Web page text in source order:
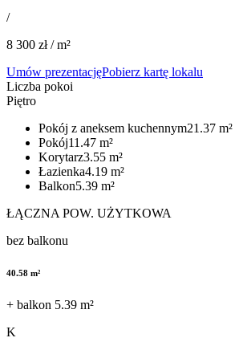
/
8 300 zł / m²
Umów prezentacjęPobierz kartę lokalu
Liczba pokoi
Piętro
Pokój z aneksem kuchennym​​​​‌ ‍ ​‍​‍‌‍ ‌ ​‍‌‍‍‌‌‍‌ ‌‍‍‌‌‍ ‍​‍​‍​ ‍‍​‍​‍‌ ​ ‌‍​‌‌‍ ‍‌‍‍‌‌ ‌​‌ ‍‌​‍ ‍‌‍‍‌‌‍ ​‍​‍​‍ ​​‍​‍‌‍‍​‌ ​‍‌‍‌‌‌‍‌‍​‍​‍​ ‍‍​‍​‍​‍ ‌ ​ ‌ ‌​‌ ‌‌‌‍‌​‌‍‍‌‌‍ ​‍ ‌‍‍‌‌‍ ‍‌ ‌​‌‍‌‌‌‍ ‍‌ ‌​​‍ ‌‍‌‌‌‍‌​‌‍‍‌‌ ‌​​‍ ‌‍ ‌‌‍ ‌‍‌​‌‍‌‌​ ‌‌ ​​‌ ​‍‌‍‌‌‌ ​ ‌‍‌‌‌‍ ‍‌ ‌​‌‍​‌‌ ‌​‌‍‍‌‌‍ ‌‍ ‍​ ‍ ‌‍‍‌‌‍‌​​ ‌​ ‍​​ ‌​​ ‍‌​ ​ ​ ​​‌‍‌‌​ ​‌‌‍​‍​‍ ‌​ ‌​​ ‌‍​ ​‍​ ‌‍​‍ ‌​ ‌​​ ​ ​ ‌ ​ ‍​​‍ ‌‌‍​‌‌‍​ ​ ‌ ​ ‌‍​‍ ‌‌‍​‌‌‍‌‍​ ‌​​ ‌​​ ‌‍​ ‌ ‌‍‌‍‌‍‌​​ ‌ ​ ‍​​ ‍‌​ ​ ​ ‍ ‌ ‌​‌ ‍‌‌ ​​‌‍‌‌​ ‌‌‍​‌‌ ​​‌‍​‌‌ ​‍‌ ‌​‌‍ ‌‌‍‌‌‌‍ ‍‌ ‌​​ ‍ ‌ ​​‌‍​‌‌ ‌​‌‍‍​​ ‌‌ ​‍‌‍ ‌‍ ‌‍ ‌‌ ​ ‌​‌​‌‍‌‌‌ ‌​‌‍​‌‌‍‍‌‌‍ ​‌ ​ ​‍‌‌​ ‌‌‌​​‍‌‌ ‌‍‍ ‌‍‌‌‌ ‍‌​‍‌‌​ ​ ‌​‌​​‍‌‌​ ​ ‌​‌​​‍‌‌​ ​‍​ ​‍​ ‍‌‌‍​‌​ ‌‍​ ‍​​ ‌​‌‍‌​​ ‍‌‌‍​ ‌‍​‌‌‍​‍​ ‌‌‌‍‌​​‍‌‌​ ​‍​ ​‍​‍‌‌​ ‌‌‌​‌​​‍ ‍‌‍ ‍‌‍​‌‌‍ ‌‌‍‌‌​ ‌‍​‍‌‍​‌‌ ​ ‌‍‌‌‌‌‌‌‌ ​‍‌‍ ​​ ‌​‍‌‌​ ​‍‌​‌‍‌ ​ ‌ ‌​‌ ‌‌‌‍‌​‌‍‍‌‌‍ ​‍‌‍‌‍‍‌‌‍‌​​ ‌​ ‍​​ ‌​​ ‍‌​ ​ ​ ​​‌‍‌‌​ ​‌‌‍​‍​‍ ‌​ ‌​​ ‌‍​ ​‍​ ‌‍​‍ ‌​ ‌​​ ​ ​ ‌ ​ ‍​​‍ ‌‌‍​‌‌‍​ ​ ‌ ​ ‌‍​‍ ‌‌‍​‌‌‍‌‍​ ‌​​ ‌​​ ‌‍​ ‌ ‌‍‌‍‌‍‌​​ ‌ ​ ‍​​ ‍‌​ ​ ​‍‌‍‌ ‌​‌ ‍‌‌ ​​‌‍‌‌​ ‌‌‍​‌‌ ​​‌‍​‌‌ ​‍‌ ‌​‌‍ ‌‌‍‌‌‌‍ ‍‌ ‌​​‍‌‍‌ ​​‌‍​‌‌ ‌​‌‍‍​​ ‌‌ ​‍‌‍ ‌‍ ‌‍ ‌‌ ​ ‌​‌​‌‍‌‌‌ ‌​‌‍​‌‌‍‍‌‌‍ ​‌ ​ ​‍‌‌​ ‌‌‌​​‍‌‌ ‌‍‍ ‌‍‌‌‌ ‍‌​‍‌‌​ ​ ‌​‌​​‍‌‌​ ​ ‌​‌​​‍‌‌​ ​‍​ ​‍​ ‍‌‌‍​‌​ ‌‍​ ‍​​ ‌​‌‍‌​​ ‍‌‌‍​ ‌‍​‌‌‍​‍​ ‌‌‌‍‌​​‍‌‌​ ​‍​ ​‍​‍‌‌​ ‌‌‌​‌​​‍ ‍‌‍ ‍‌‍​‌‌‍ ‌‌‍‌‌​‍‌‍‌ ​​‌‍‌‌‌ ​‍‌ ​ ‌ ​​‌‍‌‌‌‍​ ‌ ‌​‌‍‍‌‌ ‌‍‌‍‌‌​ ‌‌ ​​‌ ‌‌‌‍​‍‌‍ ​‌‍‍‌‌ ​ ‌‍‍​‌‍‌‌‌‍‌​​‍​‍‌ ‌21.37 m²
Pokój​​​​‌ ‍ ​‍​‍‌‍ ‌ ​‍‌‍‍‌‌‍‌ ‌‍‍‌‌‍ ‍​‍​‍​ ‍‍​‍​‍‌ ​ ‌‍​‌‌‍ ‍‌‍‍‌‌ ‌​‌ ‍‌​‍ ‍‌‍‍‌‌‍ ​‍​‍​‍ ​​‍​‍‌‍‍​‌ ​‍‌‍‌‌‌‍‌‍​‍​‍​ ‍‍​‍​‍​‍ ‌ ​ ‌ ‌​‌ ‌‌‌‍‌​‌‍‍‌‌‍ ​‍ ‌‍‍‌‌‍ ‍‌ ‌​‌‍‌‌‌‍ ‍‌ ‌​​‍ ‌‍‌‌‌‍‌​‌‍‍‌‌ ‌​​‍ ‌‍ ‌‌‍ ‌‍‌​‌‍‌‌​ ‌‌ ​​‌ ​‍‌‍‌‌‌ ​ ‌‍‌‌‌‍ ‍‌ ‌​‌‍​‌‌ ‌​‌‍‍‌‌‍ ‌‍ ‍​ ‍ ‌‍‍‌‌‍‌​​ ‌​ ‍​​ ‌​​ ‍‌​ ​ ​ ​​‌‍‌‌​ ​‌‌‍​‍​‍ ‌​ ‌​​ ‌‍​ ​‍​ ‌‍​‍ ‌​ ‌​​ ​ ​ ‌ ​ ‍​​‍ ‌‌‍​‌‌‍​ ​ ‌ ​ ‌‍​‍ ‌‌‍​‌‌‍‌‍​ ‌​​ ‌​​ ‌‍​ ‌ ‌‍‌‍‌‍‌​​ ‌ ​ ‍​​ ‍‌​ ​ ​ ‍ ‌ ‌​‌ ‍‌‌ ​​‌‍‌‌​ ‌‌‍​‌‌ ​​‌‍​‌‌ ​‍‌ ‌​‌‍ ‌‌‍‌‌‌‍ ‍‌ ‌​​ ‍ ‌ ​​‌‍​‌‌ ‌​‌‍‍​​ ‌‌ ​‍‌‍ ‌‍ ‌‍ ‌‌ ​ ‌​‌​‌‍‌‌‌ ‌​‌‍​‌‌‍‍‌‌‍ ​‌ ​ ​‍‌‌​ ‌‌‌​​‍‌‌ ‌‍‍ ‌‍‌‌‌ ‍‌​‍‌‌​ ​ ‌​‌​​‍‌‌​ ​ ‌​‌​​‍‌‌​ ​‍​ ​‍​ ‌‍​ ‍​‌‍​‍‌‍‌‌‌‍‌​‌‍‌‌‌‍‌‌​ ​ ‌‍​ ‌‍​ ‌‍​‍‌‍​‌​‍‌‌​ ​‍​ ​‍​‍‌‌​ ‌‌‌​‌​​‍ ‍‌‍ ‍‌‍​‌‌‍ ‌‌‍‌‌​ ‌‍​‍‌‍​‌‌ ​ ‌‍‌‌‌‌‌‌‌ ​‍‌‍ ​​ ‌​‍‌‌​ ​‍‌​‌‍‌ ​ ‌ ‌​‌ ‌‌‌‍‌​‌‍‍‌‌‍ ​‍‌‍‌‍‍‌‌‍‌​​ ‌​ ‍​​ ‌​​ ‍‌​ ​ ​ ​​‌‍‌‌​ ​‌‌‍​‍​‍ ‌​ ‌​​ ‌‍​ ​‍​ ‌‍​‍ ‌​ ‌​​ ​ ​ ‌ ​ ‍​​‍ ‌‌‍​‌‌‍​ ​ ‌ ​ ‌‍​‍ ‌‌‍​‌‌‍‌‍​ ‌​​ ‌​​ ‌‍​ ‌ ‌‍‌‍‌‍‌​​ ‌ ​ ‍​​ ‍‌​ ​ ​‍‌‍‌ ‌​‌ ‍‌‌ ​​‌‍‌‌​ ‌‌‍​‌‌ ​​‌‍​‌‌ ​‍‌ ‌​‌‍ ‌‌‍‌‌‌‍ ‍‌ ‌​​‍‌‍‌ ​​‌‍​‌‌ ‌​‌‍‍​​ ‌‌ ​‍‌‍ ‌‍ ‌‍ ‌‌ ​ ‌​‌​‌‍‌‌‌ ‌​‌‍​‌‌‍‍‌‌‍ ​‌ ​ ​‍‌‌​ ‌‌‌​​‍‌‌ ‌‍‍ ‌‍‌‌‌ ‍‌​‍‌‌​ ​ ‌​‌​​‍‌‌​ ​ ‌​‌​​‍‌‌​ ​‍​ ​‍​ ‌‍​ ‍​‌‍​‍‌‍‌‌‌‍‌​‌‍‌‌‌‍‌‌​ ​ ‌‍​ ‌‍​ ‌‍​‍‌‍​‌​‍‌‌​ ​‍​ ​‍​‍‌‌​ ‌‌‌​‌​​‍ ‍‌‍ ‍‌‍​‌‌‍ ‌‌‍‌‌​‍‌‍‌ ​​‌‍‌‌‌ ​‍‌ ​ ‌ ​​‌‍‌‌‌‍​ ‌ ‌​‌‍‍‌‌ ‌‍‌‍‌‌​ ‌‌ ​​‌ ‌‌‌‍​‍‌‍ ​‌‍‍‌‌ ​ ‌‍‍​‌‍‌‌‌‍‌​​‍​‍‌ ‌11.47 m²
Korytarz​​​​‌ ‍ ​‍​‍‌‍ ‌ ​‍‌‍‍‌‌‍‌ ‌‍‍‌‌‍ ‍​‍​‍​ ‍‍​‍​‍‌ ​ ‌‍​‌‌‍ ‍‌‍‍‌‌ ‌​‌ ‍‌​‍ ‍‌‍‍‌‌‍ ​‍​‍​‍ ​​‍​‍‌‍‍​‌ ​‍‌‍‌‌‌‍‌‍​‍​‍​ ‍‍​‍​‍​‍ ‌ ​ ‌ ‌​‌ ‌‌‌‍‌​‌‍‍‌‌‍ ​‍ ‌‍‍‌‌‍ ‍‌ ‌​‌‍‌‌‌‍ ‍‌ ‌​​‍ ‌‍‌‌‌‍‌​‌‍‍‌‌ ‌​​‍ ‌‍ ‌‌‍ ‌‍‌​‌‍‌‌​ ‌‌ ​​‌ ​‍‌‍‌‌‌ ​ ‌‍‌‌‌‍ ‍‌ ‌​‌‍​‌‌ ‌​‌‍‍‌‌‍ ‌‍ ‍​ ‍ ‌‍‍‌‌‍‌​​ ‌​ ‍​​ ‌​​ ‍‌​ ​ ​ ​​‌‍‌‌​ ​‌‌‍​‍​‍ ‌​ ‌​​ ‌‍​ ​‍​ ‌‍​‍ ‌​ ‌​​ ​ ​ ‌ ​ ‍​​‍ ‌‌‍​‌‌‍​ ​ ‌ ​ ‌‍​‍ ‌‌‍​‌‌‍‌‍​ ‌​​ ‌​​ ‌‍​ ‌ ‌‍‌‍‌‍‌​​ ‌ ​ ‍​​ ‍‌​ ​ ​ ‍ ‌ ‌​‌ ‍‌‌ ​​‌‍‌‌​ ‌‌‍​‌‌ ​​‌‍​‌‌ ​‍‌ ‌​‌‍ ‌‌‍‌‌‌‍ ‍‌ ‌​​ ‍ ‌ ​​‌‍​‌‌ ‌​‌‍‍​​ ‌‌ ​‍‌‍ ‌‍ ‌‍ ‌‌ ​ ‌​‌​‌‍‌‌‌ ‌​‌‍​‌‌‍‍‌‌‍ ​‌ ​ ​‍‌‌​ ‌‌‌​​‍‌‌ ‌‍‍ ‌‍‌‌‌ ‍‌​‍‌‌​ ​ ‌​‌​​‍‌‌​ ​ ‌​‌​​‍‌‌​ ​‍​ ​‍​ ​​​ ​​‌‍‌‍​ ‌‍​ ‌​​ ​​​ ‌​‌‍‌‌​ ​‌​ ​ ‌‍​‍​ ‍‌​‍‌‌​ ​‍​ ​‍​‍‌‌​ ‌‌‌​‌​​‍ ‍‌‍ ‍‌‍​‌‌‍ ‌‌‍‌‌​ ‌‍​‍‌‍​‌‌ ​ ‌‍‌‌‌‌‌‌‌ ​‍‌‍ ​​ ‌​‍‌‌​ ​‍‌​‌‍‌ ​ ‌ ‌​‌ ‌‌‌‍‌​‌‍‍‌‌‍ ​‍‌‍‌‍‍‌‌‍‌​​ ‌​ ‍​​ ‌​​ ‍‌​ ​ ​ ​​‌‍‌‌​ ​‌‌‍​‍​‍ ‌​ ‌​​ ‌‍​ ​‍​ ‌‍​‍ ‌​ ‌​​ ​ ​ ‌ ​ ‍​​‍ ‌‌‍​‌‌‍​ ​ ‌ ​ ‌‍​‍ ‌‌‍​‌‌‍‌‍​ ‌​​ ‌​​ ‌‍​ ‌ ‌‍‌‍‌‍‌​​ ‌ ​ ‍​​ ‍‌​ ​ ​‍‌‍‌ ‌​‌ ‍‌‌ ​​‌‍‌‌​ ‌‌‍​‌‌ ​​‌‍​‌‌ ​‍‌ ‌​‌‍ ‌‌‍‌‌‌‍ ‍‌ ‌​​‍‌‍‌ ​​‌‍​‌‌ ‌​‌‍‍​​ ‌‌ ​‍‌‍ ‌‍ ‌‍ ‌‌ ​ ‌​‌​‌‍‌‌‌ ‌​‌‍​‌‌‍‍‌‌‍ ​‌ ​ ​‍‌‌​ ‌‌‌​​‍‌‌ ‌‍‍ ‌‍‌‌‌ ‍‌​‍‌‌​ ​ ‌​‌​​‍‌‌​ ​ ‌​‌​​‍‌‌​ ​‍​ ​‍​ ​​​ ​​‌‍‌‍​ ‌‍​ ‌​​ ​​​ ‌​‌‍‌‌​ ​‌​ ​ ‌‍​‍​ ‍‌​‍‌‌​ ​‍​ ​‍​‍‌‌​ ‌‌‌​‌​​‍ ‍‌‍ ‍‌‍​‌‌‍ ‌‌‍‌‌​‍‌‍‌ ​​‌‍‌‌‌ ​‍‌ ​ ‌ ​​‌‍‌‌‌‍​ ‌ ‌​‌‍‍‌‌ ‌‍‌‍‌‌​ ‌‌ ​​‌ ‌‌‌‍​‍‌‍ ​‌‍‍‌‌ ​ ‌‍‍​‌‍‌‌‌‍‌​​‍​‍‌ ‌3.55 m²
Łazienka​​​​‌ ‍ ​‍​‍‌‍ ‌ ​‍‌‍‍‌‌‍‌ ‌‍‍‌‌‍ ‍​‍​‍​ ‍‍​‍​‍‌ ​ ‌‍​‌‌‍ ‍‌‍‍‌‌ ‌​‌ ‍‌​‍ ‍‌‍‍‌‌‍ ​‍​‍​‍ ​​‍​‍‌‍‍​‌ ​‍‌‍‌‌‌‍‌‍​‍​‍​ ‍‍​‍​‍​‍ ‌ ​ ‌ ‌​‌ ‌‌‌‍‌​‌‍‍‌‌‍ ​‍ ‌‍‍‌‌‍ ‍‌ ‌​‌‍‌‌‌‍ ‍‌ ‌​​‍ ‌‍‌‌‌‍‌​‌‍‍‌‌ ‌​​‍ ‌‍ ‌‌‍ ‌‍‌​‌‍‌‌​ ‌‌ ​​‌ ​‍‌‍‌‌‌ ​ ‌‍‌‌‌‍ ‍‌ ‌​‌‍​‌‌ ‌​‌‍‍‌‌‍ ‌‍ ‍​ ‍ ‌‍‍‌‌‍‌​​ ‌​ ‍​​ ‌​​ ‍‌​ ​ ​ ​​‌‍‌‌​ ​‌‌‍​‍​‍ ‌​ ‌​​ ‌‍​ ​‍​ ‌‍​‍ ‌​ ‌​​ ​ ​ ‌ ​ ‍​​‍ ‌‌‍​‌‌‍​ ​ ‌ ​ ‌‍​‍ ‌‌‍​‌‌‍‌‍​ ‌​​ ‌​​ ‌‍​ ‌ ‌‍‌‍‌‍‌​​ ‌ ​ ‍​​ ‍‌​ ​ ​ ‍ ‌ ‌​‌ ‍‌‌ ​​‌‍‌‌​ ‌‌‍​‌‌ ​​‌‍​‌‌ ​‍‌ ‌​‌‍ ‌‌‍‌‌‌‍ ‍‌ ‌​​ ‍ ‌ ​​‌‍​‌‌ ‌​‌‍‍​​ ‌‌ ​‍‌‍ ‌‍ ‌‍ ‌‌ ​ ‌​‌​‌‍‌‌‌ ‌​‌‍​‌‌‍‍‌‌‍ ​‌ ​ ​‍‌‌​ ‌‌‌​​‍‌‌ ‌‍‍ ‌‍‌‌‌ ‍‌​‍‌‌​ ​ ‌​‌​​‍‌‌​ ​ ‌​‌​​‍‌‌​ ​‍​ ​‍​ ‌‌‌‍​‌​ ​‌​ ​‌‌‍‌‍​ ‌​​ ‌‍‌‍‌​‌‍​ ‌‍‌​​ ‌‍‌‍​‌​‍‌‌​ ​‍​ ​‍​‍‌‌​ ‌‌‌​‌​​‍ ‍‌‍ ‍‌‍​‌‌‍ ‌‌‍‌‌​ ‌‍​‍‌‍​‌‌ ​ ‌‍‌‌‌‌‌‌‌ ​‍‌‍ ​​ ‌​‍‌‌​ ​‍‌​‌‍‌ ​ ‌ ‌​‌ ‌‌‌‍‌​‌‍‍‌‌‍ ​‍‌‍‌‍‍‌‌‍‌​​ ‌​ ‍​​ ‌​​ ‍‌​ ​ ​ ​​‌‍‌‌​ ​‌‌‍​‍​‍ ‌​ ‌​​ ‌‍​ ​‍​ ‌‍​‍ ‌​ ‌​​ ​ ​ ‌ ​ ‍​​‍ ‌‌‍​‌‌‍​ ​ ‌ ​ ‌‍​‍ ‌‌‍​‌‌‍‌‍​ ‌​​ ‌​​ ‌‍​ ‌ ‌‍‌‍‌‍‌​​ ‌ ​ ‍​​ ‍‌​ ​ ​‍‌‍‌ ‌​‌ ‍‌‌ ​​‌‍‌‌​ ‌‌‍​‌‌ ​​‌‍​‌‌ ​‍‌ ‌​‌‍ ‌‌‍‌‌‌‍ ‍‌ ‌​​‍‌‍‌ ​​‌‍​‌‌ ‌​‌‍‍​​ ‌‌ ​‍‌‍ ‌‍ ‌‍ ‌‌ ​ ‌​‌​‌‍‌‌‌ ‌​‌‍​‌‌‍‍‌‌‍ ​‌ ​ ​‍‌‌​ ‌‌‌​​‍‌‌ ‌‍‍ ‌‍‌‌‌ ‍‌​‍‌‌​ ​ ‌​‌​​‍‌‌​ ​ ‌​‌​​‍‌‌​ ​‍​ ​‍​ ‌‌‌‍​‌​ ​‌​ ​‌‌‍‌‍​ ‌​​ ‌‍‌‍‌​‌‍​ ‌‍‌​​ ‌‍‌‍​‌​‍‌‌​ ​‍​ ​‍​‍‌‌​ ‌‌‌​‌​​‍ ‍‌‍ ‍‌‍​‌‌‍ ‌‌‍‌‌​‍‌‍‌ ​​‌‍‌‌‌ ​‍‌ ​ ‌ ​​‌‍‌‌‌‍​ ‌ ‌​‌‍‍‌‌ ‌‍‌‍‌‌​ ‌‌ ​​‌ ‌‌‌‍​‍‌‍ ​‌‍‍‌‌ ​ ‌‍‍​‌‍‌‌‌‍‌​​‍​‍‌ ‌4.19 m²
Balkon​​​​‌ ‍ ​‍​‍‌‍ ‌ ​‍‌‍‍‌‌‍‌ ‌‍‍‌‌‍ ‍​‍​‍​ ‍‍​‍​‍‌ ​ ‌‍​‌‌‍ ‍‌‍‍‌‌ ‌​‌ ‍‌​‍ ‍‌‍‍‌‌‍ ​‍​‍​‍ ​​‍​‍‌‍‍​‌ ​‍‌‍‌‌‌‍‌‍​‍​‍​ ‍‍​‍​‍​‍ ‌ ​ ‌ ‌​‌ ‌‌‌‍‌​‌‍‍‌‌‍ ​‍ ‌‍‍‌‌‍ ‍‌ ‌​‌‍‌‌‌‍ ‍‌ ‌​​‍ ‌‍‌‌‌‍‌​‌‍‍‌‌ ‌​​‍ ‌‍ ‌‌‍ ‌‍‌​‌‍‌‌​ ‌‌ ​​‌ ​‍‌‍‌‌‌ ​ ‌‍‌‌‌‍ ‍‌ ‌​‌‍​‌‌ ‌​‌‍‍‌‌‍ ‌‍ ‍​ ‍ ‌‍‍‌‌‍‌​​ ‌​ ‍​​ ‌​​ ‍‌​ ​ ​ ​​‌‍‌‌​ ​‌‌‍​‍​‍ ‌​ ‌​​ ‌‍​ ​‍​ ‌‍​‍ ‌​ ‌​​ ​ ​ ‌ ​ ‍​​‍ ‌‌‍​‌‌‍​ ​ ‌ ​ ‌‍​‍ ‌‌‍​‌‌‍‌‍​ ‌​​ ‌​​ ‌‍​ ‌ ‌‍‌‍‌‍‌​​ ‌ ​ ‍​​ ‍‌​ ​ ​ ‍ ‌ ‌​‌ ‍‌‌ ​​‌‍‌‌​ ‌‌‍​‌‌ ​​‌‍​‌‌ ​‍‌ ‌​‌‍ ‌‌‍‌‌‌‍ ‍‌ ‌​​ ‍ ‌ ​​‌‍​‌‌ ‌​‌‍‍​​ ‌‌ ​‍‌‍ ‌‍ ‌‍ ‌‌ ​ ‌​‌​‌‍‌‌‌ ‌​‌‍​‌‌‍‍‌‌‍ ​‌ ​ ​‍‌‌​ ‌‌‌​​‍‌‌ ‌‍‍ ‌‍‌‌‌ ‍‌​‍‌‌​ ​ ‌​‌​​‍‌‌​ ​ ‌​‌​​‍‌‌​ ​‍​ ​‍​ ​​​ ‌‍​ ​‌‌‍​‍‌‍‌​​ ​‍​ ‌‌​ ​‌​ ‌​​ ‌‌‌‍​‌​ ​​​‍‌‌​ ​‍​ ​‍​‍‌‌​ ‌‌‌​‌​​‍ ‍‌‍ ‍‌‍​‌‌‍ ‌‌‍‌‌​ ‌‍​‍‌‍​‌‌ ​ ‌‍‌‌‌‌‌‌‌ ​‍‌‍ ​​ ‌​‍‌‌​ ​‍‌​‌‍‌ ​ ‌ ‌​‌ ‌‌‌‍‌​‌‍‍‌‌‍ ​‍‌‍‌‍‍‌‌‍‌​​ ‌​ ‍​​ ‌​​ ‍‌​ ​ ​ ​​‌‍‌‌​ ​‌‌‍​‍​‍ ‌​ ‌​​ ‌‍​ ​‍​ ‌‍​‍ ‌​ ‌​​ ​ ​ ‌ ​ ‍​​‍ ‌‌‍​‌‌‍​ ​ ‌ ​ ‌‍​‍ ‌‌‍​‌‌‍‌‍​ ‌​​ ‌​​ ‌‍​ ‌ ‌‍‌‍‌‍‌​​ ‌ ​ ‍​​ ‍‌​ ​ ​‍‌‍‌ ‌​‌ ‍‌‌ ​​‌‍‌‌​ ‌‌‍​‌‌ ​​‌‍​‌‌ ​‍‌ ‌​‌‍ ‌‌‍‌‌‌‍ ‍‌ ‌​​‍‌‍‌ ​​‌‍​‌‌ ‌​‌‍‍​​ ‌‌ ​‍‌‍ ‌‍ ‌‍ ‌‌ ​ ‌​‌​‌‍‌‌‌ ‌​‌‍​‌‌‍‍‌‌‍ ​‌ ​ ​‍‌‌​ ‌‌‌​​‍‌‌ ‌‍‍ ‌‍‌‌‌ ‍‌​‍‌‌​ ​ ‌​‌​​‍‌‌​ ​ ‌​‌​​‍‌‌​ ​‍​ ​‍​ ​​​ ‌‍​ ​‌‌‍​‍‌‍‌​​ ​‍​ ‌‌​ ​‌​ ‌​​ ‌‌‌‍​‌​ ​​​‍‌‌​ ​‍​ ​‍​‍‌‌​ ‌‌‌​‌​​‍ ‍‌‍ ‍‌‍​‌‌‍ ‌‌‍‌‌​‍‌‍‌ ​​‌‍‌‌‌ ​‍‌ ​ ‌ ​​‌‍‌‌‌‍​ ‌ ‌​‌‍‍‌‌ ‌‍‌‍‌‌​ ‌‌ ​​‌ ‌‌‌‍​‍‌‍ ​‌‍‍‌‌ ​ ‌‍‍​‌‍‌‌‌‍‌​​‍​‍‌ ‌5.39 m²
ŁĄCZNA POW. UŻYTKOWA
bez balkonu
40.58 m²
+ balkon 5.39 m²
K